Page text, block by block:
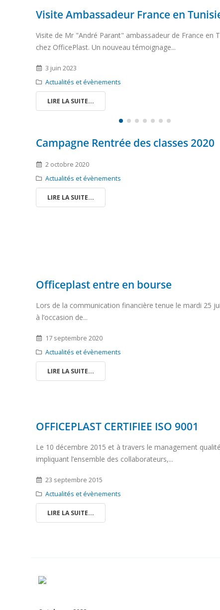
Visite Ambassadeur France en
Visite de Mr "André Parant" ambassadeur de France en
chez OfficePlast. Un nouveau témoignage...
3 juin 2023
Actualités et évènements
LIRE LA SUITE...
Campagne Rentrée des classes 2020
2 octobre 2020
Actualités et évènements
LIRE LA SUITE...
Officeplast entre en bourse
Lors de la communication financière tenue le mardi 25
à l’occasion de...
17 septembre 2020
Actualités et évènements
LIRE LA SUITE...
OFFICEPLAST CERTIFIEE ISO 9001
Le 10 décembre 2015 et à travers le management
impliquant l’ensemble des collaborateurs,...
23 septembre 2015
Actualités et évènements
LIRE LA SUITE...